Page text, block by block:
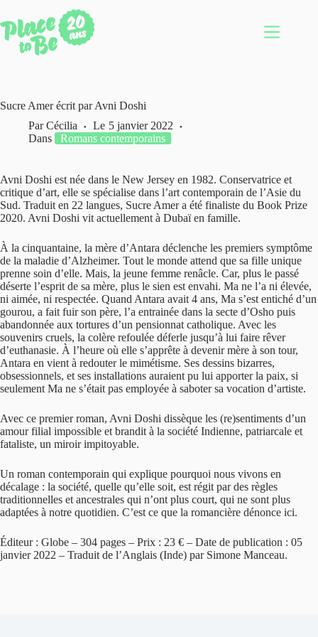
au
contenu
Sucre Amer écrit par Avni Doshi
Par Cécilia Le 5 janvier 2022
Dans
Romans contemporains
Avni Doshi est née dans le New Jersey en 1982. Conservatrice et
critique d’art, elle se spécialise dans l’art contemporain de l’Asie du
Sud. Traduit en 22 langues, Sucre Amer a été finaliste du Book Prize
2020. Avni Doshi vit actuellement à Dubaï en famille.
À la cinquantaine, la mère d’Antara déclenche les premiers symptôme
de la maladie d’Alzheimer. Tout le monde attend que sa fille unique
prenne soin d’elle. Mais, la jeune femme renâcle. Car, plus le passé
déserte l’esprit de sa mère, plus le sien est envahi. Ma ne l’a ni élevée,
ni aimée, ni respectée. Quand Antara avait 4 ans, Ma s’est entiché d’un
gourou, a fait fuir son père, l’a entrainée dans la secte d’Osho puis
abandonnée aux tortures d’un pensionnat catholique. Avec les
souvenirs cruels, la colère refoulée déferle jusqu’à lui faire rêver
d’euthanasie. À l’heure où elle s’apprête à devenir mère à son tour,
Antara en vient à redouter le mimétisme. Ses dessins bizarres,
obsessionnels, et ses installations auraient pu lui apporter la paix, si
seulement Ma ne s’était pas employée à saboter sa vocation d’artiste.
Avec ce premier roman, Avni Doshi dissèque les (re)sentiments d’un
amour filial impossible et brandit à la société Indienne, patriarcale et
fataliste, un miroir impitoyable.
Un roman contemporain qui explique pourquoi nous vivons en
décalage : la société, quelle qu’elle soit, est régit par des règles
traditionnelles et ancestrales qui n’ont plus court, qui ne sont plus
adaptées à notre quotidien. C’est ce que la romancière dénonce ici.
Éditeur : Globe – 304 pages – Prix : 23 € – Date de publication : 05
janvier 2022 – Traduit de l’Anglais (Inde) par Simone Manceau.